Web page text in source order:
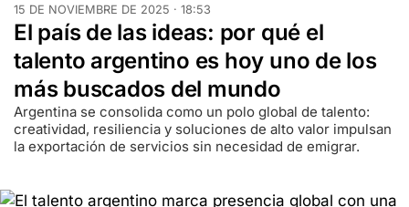
15 DE NOVIEMBRE DE 2025 · 18:53
El país de las ideas: por qué el
talento argentino es hoy uno de los
más buscados del mundo
Argentina se consolida como un polo global de talento:
creatividad, resiliencia y soluciones de alto valor impulsan
la exportación de servicios sin necesidad de emigrar.